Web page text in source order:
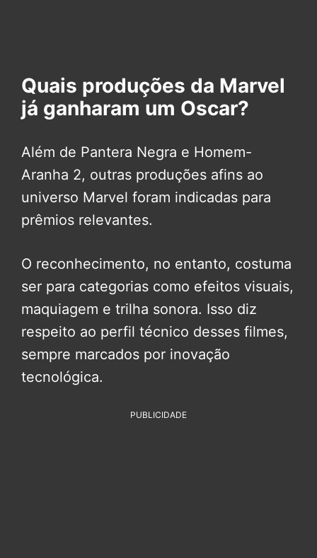
Quais produções da Marvel
já ganharam um Oscar?
Além de Pantera Negra e Homem-
Aranha 2, outras produções afins ao
universo Marvel foram indicadas para
prêmios relevantes.
O reconhecimento, no entanto, costuma
ser para categorias como efeitos visuais,
maquiagem e trilha sonora. Isso diz
respeito ao perfil técnico desses filmes,
sempre marcados por inovação
tecnológica.
PUBLICIDADE